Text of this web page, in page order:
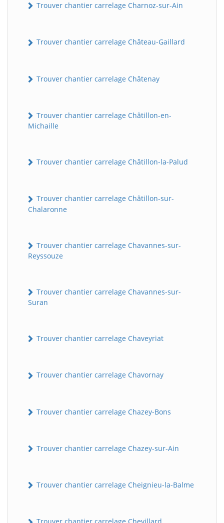
Trouver chantier carrelage Charnoz-sur-Ain
Trouver chantier carrelage Château-Gaillard
Trouver chantier carrelage Châtenay
Trouver chantier carrelage Châtillon-en-
Michaille
Trouver chantier carrelage Châtillon-la-Palud
Trouver chantier carrelage Châtillon-sur-
Chalaronne
Trouver chantier carrelage Chavannes-sur-
Reyssouze
Trouver chantier carrelage Chavannes-sur-
Suran
Trouver chantier carrelage Chaveyriat
Trouver chantier carrelage Chavornay
Trouver chantier carrelage Chazey-Bons
Trouver chantier carrelage Chazey-sur-Ain
Trouver chantier carrelage Cheignieu-la-Balme